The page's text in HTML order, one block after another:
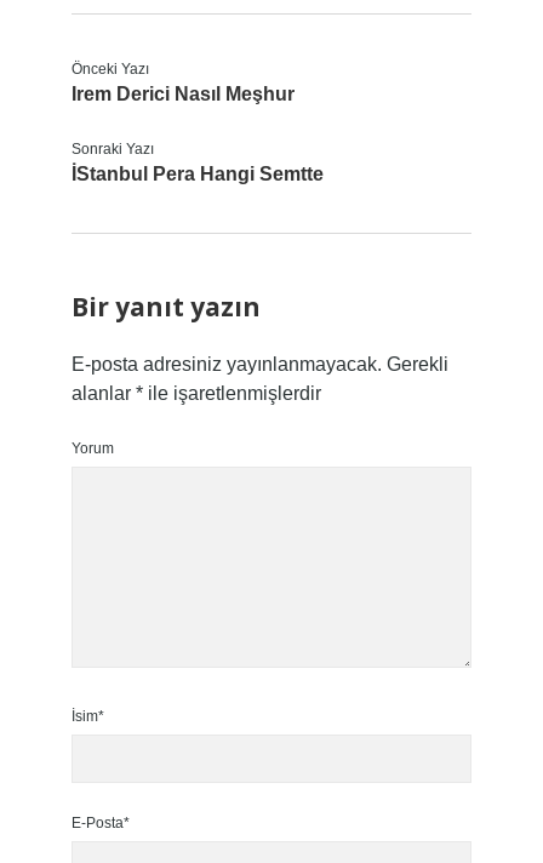
Önceki Yazı
Irem Derici Nasıl Meşhur
Sonraki Yazı
İStanbul Pera Hangi Semtte
Bir yanıt yazın
E-posta adresiniz yayınlanmayacak. Gerekli
alanlar *ile işaretlenmişlerdir
Yorum
İsim*
E-Posta*